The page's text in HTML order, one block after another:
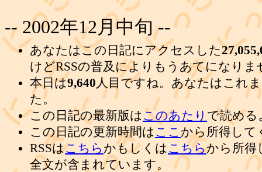
-- 2002年12月中旬 --
あなたはこの日記にアクセスした
けどRSSの普及によりもうあてになりま
本日は9,640人目ですね。あなたはこれ
た。
この日記の最新版はこのあたり で読める
この日記の更新時間はここ から所得して
RSSはこちら かもしくはこちらから所得
全文が含まれています。